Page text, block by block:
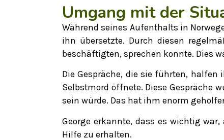
Umgang mit der
Während seines Aufenthalts in
ihn übersetzte. Durch diesen
beschäftigten, sprechen konnte. Dies
Die Gespräche, die sie führten,
Selbstmord öffnete. Diese Gespräche
sein würde. Das hat ihm enorm
George erkannte, dass es wichtig
Hilfe zu erhalten.